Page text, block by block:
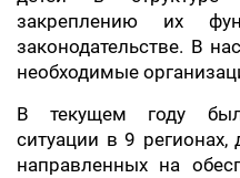
закреплению их
законодательстве. В
необходимые
В текущем году
ситуации в 9 регионах,
направленных на